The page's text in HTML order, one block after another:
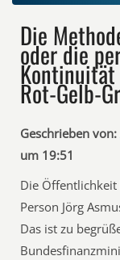
Die
oder die
Kontinuität
Rot-Gelb-
Geschrieben von:
um 19:51
Die
Person Jörg
Das ist zu